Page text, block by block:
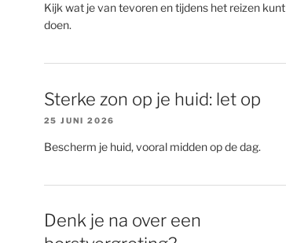
Kijk wat je van tevoren en tijdens het reizen kunt
doen.
Sterke zon op je huid: let op
25 JUNI 2026
Bescherm je huid, vooral midden op de dag.
Denk je na over een